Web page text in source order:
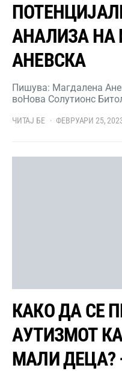
АНАЛИЗА НА
АНЕВСКА
Пишува: Магдалена
воНова Солутионс
ЧИТАЈ БЕ ФЕВРУАРИ 25,
КАКО ДА СЕ
АУТИЗМОТ
МАЛИ ДЕЦА?